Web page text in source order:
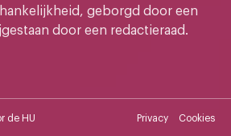
geborgd door een
door een redactieraad.
de HU Privacy Cookies